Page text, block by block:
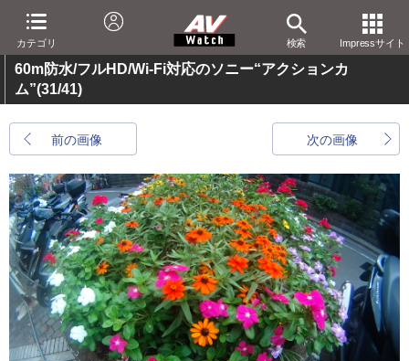
カテゴリ 検索 Impressサイト
60m防水/フルHD/Wi-Fi対応のソニー“アクションカ
ム”(31/41)
前の画像 次の画像